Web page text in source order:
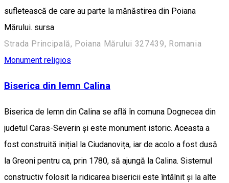
sufletească de care au parte la mănăstirea din Poiana
Mărului. sursa
Strada Principală, Poiana Mărului 327439, Romania
Monument religios
Biserica din lemn Calina
Biserica de lemn din Calina se află în comuna Dognecea din
judetul Caras-Severin și este monument istoric. Aceasta a
fost construită inițial la Ciudanovița, iar de acolo a fost dusă
la Greoni pentru ca, prin 1780, să ajungă la Calina. Sistemul
constructiv folosit la ridicarea bisericii este întâlnit și la alte